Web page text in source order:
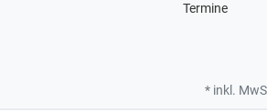
Termine
* inkl.